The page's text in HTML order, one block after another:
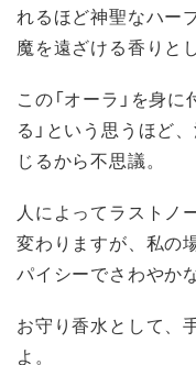
れるほど神聖なハー
魔を遠ざける香りと
この「オーラ」を身
る」という思うほど
じるから不思議。
人によってラストノ
変わりますが、私の
パイシーでさわやか
お守り香水として、
よ。